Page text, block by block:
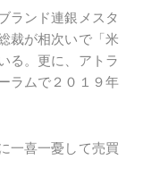
ランド連銀メスタ
裁が相次いで「米
る。更に、アトラ
ラムで２０１９年
一喜一憂して売買